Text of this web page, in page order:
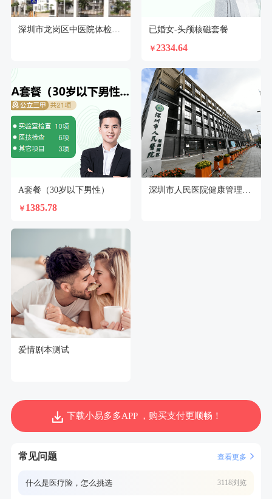
已婚女-头颅核磁套餐
￥2334.64
A套餐（30岁以下男性）
￥ 1385.78
爱情剧本测试
下载小易多多APP ，购买支付更顺畅！
常见问题 查看更多
什么是医疗险，怎么挑选 3118浏览